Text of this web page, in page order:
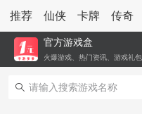
推荐 仙侠 卡牌 传奇
官方游戏盒
火爆游戏、热门资讯、游戏礼包